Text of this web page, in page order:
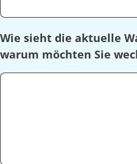
Wie sieht die aktuelle
warum möchten Sie